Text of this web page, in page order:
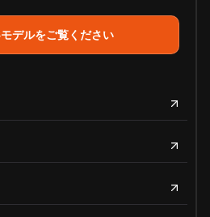
デルをご覧ください